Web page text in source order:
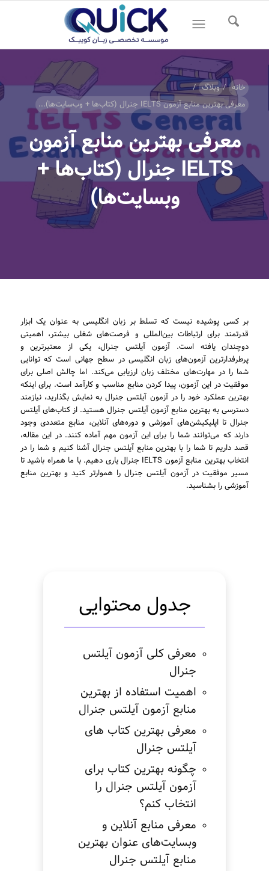
خانه / وبلاگ /
معرفی بهترین منابع آزمون IELTS جنرال (کتاب‌ها + وب‌سایت‌ها)...
معرفی بهترین منابع آزمون
IELTS جنرال (کتاب‌ها +
وبسایت‌ها)
بر کسی پوشیده نیست که تسلط بر زبان انگلیسی به عنوان یک ابزار
قدرتمند برای ارتباطات بین‌المللی و فرصت‌های شغلی بیشتر، اهمیتی
دوچندان یافته است. آزمون آیلتس جنرال، یکی از معتبرترین و
پرطرفدارترین آزمون‌های زبان انگلیسی در سطح جهانی است که توانایی
شما را در مهارت‌های مختلف زبان ارزیابی می‌کند. اما چالش اصلی برای
موفقیت در این آزمون، پیدا کردن منابع مناسب و کارآمد است. برای اینکه
بهترین عملکرد خود را در آزمون آیلتس جنرال به نمایش بگذارید، نیازمند
دسترسی به بهترین منابع آزمون آیلتس جنرال هستید. از کتاب‌های آیلتس
جنرال تا اپلیکیشن‌های آموزشی و دوره‌های آنلاین، منابع متعددی وجود
دارند که می‌توانند شما را برای این آزمون مهم آماده کنند. در این مقاله،
قصد داریم تا شما را با بهترین منابع آیلتس جنرال آشنا کنیم و شما را در
انتخاب بهترین منابع آزمون IELTS جنرال یاری دهیم. با ما همراه باشید تا
مسیر موفقیت در آزمون آیلتس جنرال را هموارتر کنید و بهترین منابع
آموزشی را بشناسید.
جدول محتوایی
معرفی کلی آزمون آیلتس
جنرال
اهمیت استفاده از بهترین
منابع آزمون آیلتس جنرال
معرفی بهترین کتاب های
آیلتس جنرال
چگونه بهترین کتاب برای
آزمون آیلتس جنرال را
انتخاب کنم؟
معرفی منابع آنلاین و
وبسایت‌های عنوان بهترین
منابع آیلتس جنرال